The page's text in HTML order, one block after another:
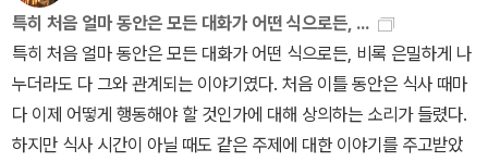
특히 처음 얼마 동안은 모든 대화가 어떤 식으로든, ...
특히 처음 얼마 동안은 모든 대화가 어떤 식으로든, 비록 은밀하게 나
누더라도 다 그와 관계되는 이야기였다. 처음 이틀 동안은 식사 때마
다 이제 어떻게 행동해야 할 것인가에 대해 상의하는 소리가 들렸다.
하지만 식사 시간이 아닐 때도 같은 주제에 대한 이야기를 주고받았